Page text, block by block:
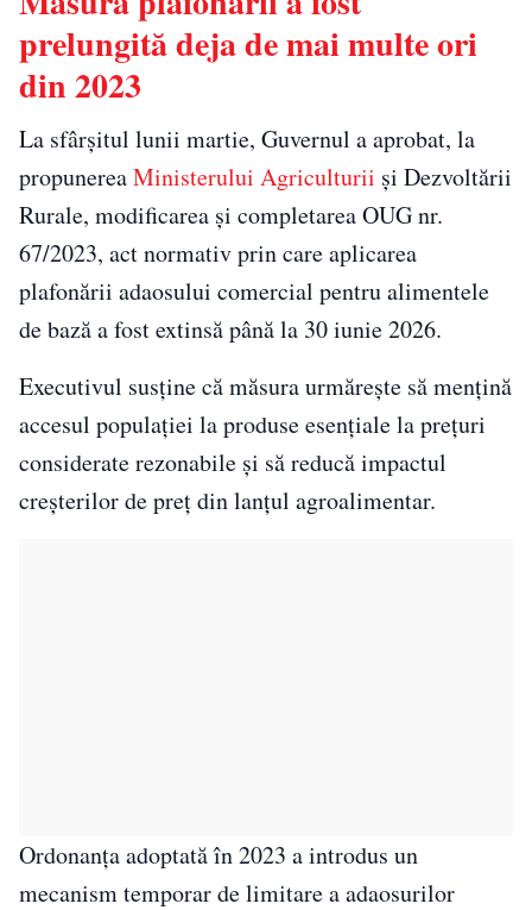
prelungită deja de mai multe ori
din 2023
La sfârșitul lunii martie, Guvernul a aprobat, la
propunereaMinisterului Agriculturii și Dezvoltării
Rurale, modificarea și completarea OUG nr.
67/2023, act normativ prin care aplicarea
plafonării adaosului comercial pentru alimentele
de bază a fost extinsă până la 30 iunie 2026.
Executivul susține că măsura urmărește să mențină
accesul populației la produse esențiale la prețuri
considerate rezonabile și să reducă impactul
creșterilor de preț din lanțul agroalimentar.
Ordonanța adoptată în 2023 a introdus un
mecanism temporar de limitare a adaosurilor